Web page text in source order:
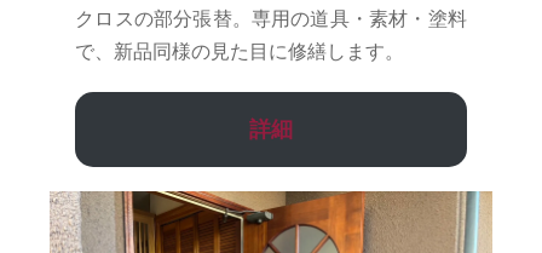
クロスの部分張替。専用の道具・素材・塗料
で、新品同様の見た目に修繕します。
詳細